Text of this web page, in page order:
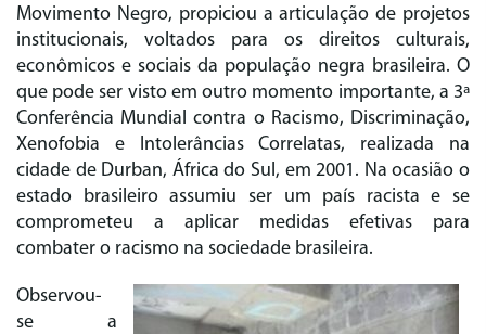
Movimento Negro, propiciou a articulação de projetos
institucionais, voltados para os direitos culturais,
econômicos e sociais da população negra brasileira. O
que pode ser visto em outro momento importante, a 3ª
Conferência Mundial contra o Racismo, Discriminação,
Xenofobia e Intolerâncias Correlatas, realizada na
cidade de Durban, África do Sul, em 2001. Na ocasião o
estado brasileiro assumiu ser um país racista e se
comprometeu a aplicar medidas efetivas para
combater o racismo na sociedade brasileira.
Observou-
se a